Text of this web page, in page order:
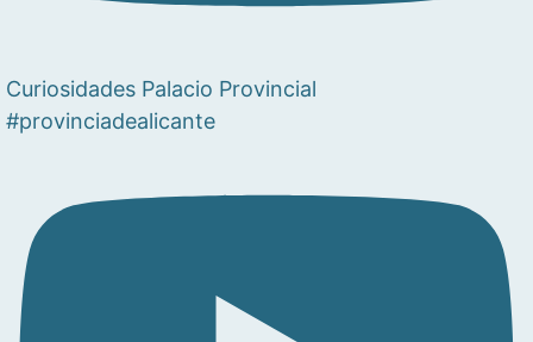
Curiosidades Palacio Provincial
#provinciadealicante